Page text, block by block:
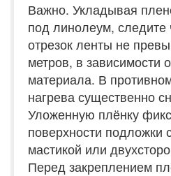
Важно. Укладывая
под линолеум, следите
отрезок ленты не
метров, в зависимости
материала. В
нагрева существенно
Уложенную плёнку
поверхности подложки
мастикой или
Перед закреплением